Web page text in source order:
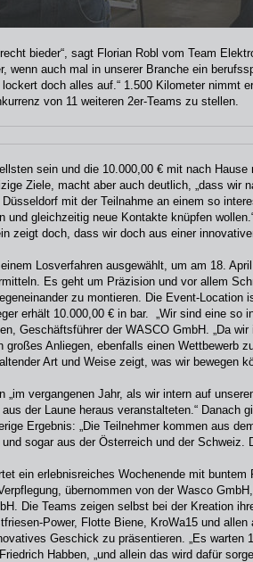
bieder“, sagt Florian Robl vom Team
wenn auch mal in unserer Branche ein
doch alles auf.“ 1.500 Kilometer nimmt
von 11 weiteren 2er-Teams zu stellen.
sein und die 10.000,00 € mit nach Hause
Ziele, macht aber auch deutlich, „dass wir
mit der Teilnahme an einem so
und gleichzeitig neue Kontakte knüpfen
zeigt doch, dass wir doch aus einer
Losverfahren ausgewählt, um am 18.
Es geht um Präzision und vor allem
zu montieren. Die Event-Location
erhält 10.000,00 € in bar. „Wir sind eine so
Geschäftsführer der WASCO GmbH. „Da
großes Anliegen, ebenfalls einen Wettbewerb
Art und Weise zeigt, was wir bewegen
„im vergangenen Jahr, als wir intern auf
der Laune heraus veranstalteten.“ Danach
Ergebnis: „Die Teilnehmer kommen aus
sogar aus der Österreich und der Schweiz.
ein erlebnisreiches Wochenende mit
übernommen von der Wasco
Die Teams zeigen selbst bei der Kreation
Power, Flotte Biene, KroWa15 und
Geschick zu präsentieren. „Es warten
Habben, „und allein das wird dafür